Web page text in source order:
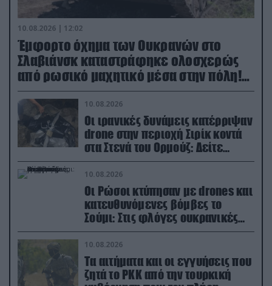
10.08.2026 | 12:02
Έμφορτο όχημα των Ουκρανών στο
Σλαβιάνσκ καταστράφηκε ολοσχερώς
από ρωσικό μαχητικό μέσα στην πόλη!
(βίντεο)
10.08.2026
Οι ιρανικές δυνάμεις κατέρριψαν
drone στην περιοχή Σιρίκ κοντά
στα Στενά του Ορμούζ: Δείτε
βίντεο
10.08.2026
Οι Ρώσοι κτύπησαν με drones και
κατευθυνόμενες βόμβες το
Σούμι: Στις φλόγες ουκρανικές
ενεργειακές εγκαταστάσεις
10.08.2026
Τα αιτήματα και οι εγγυήσεις που
ζητά το PKK από την τουρκική